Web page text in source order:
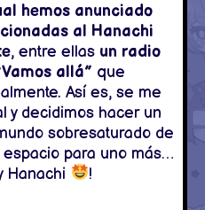
hemos anunciado
al Hanachi
, entre ellas un radio
allá” que
Así es, se me
y decidimos hacer un
sobresaturado de
para uno más…
Hanachi
!